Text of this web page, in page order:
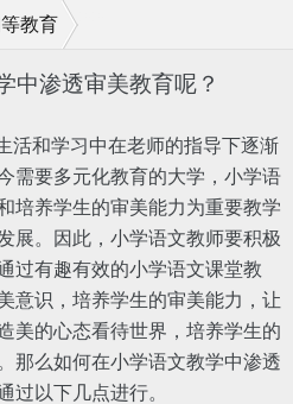
教育
中渗透审美教育呢？
活和学习中在老师的指导下逐渐
需要多元化教育的大学，小学语
培养学生的审美能力为重要教学
展。因此，小学语文教师要积极
过有趣有效的小学语文课堂教
意识，培养学生的审美能力，让
美的心态看待世界，培养学生的
那么如何在小学语文教学中渗透
过以下几点进行。